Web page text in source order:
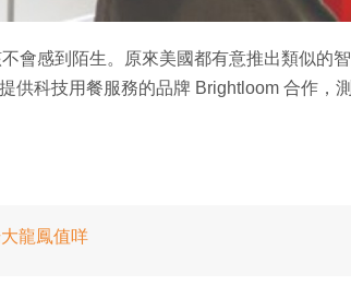
會感到陌生。原來美國都有意推出類似的智
供科技用餐服務的品牌 Brightloom 合作，測
龍鳳值咩